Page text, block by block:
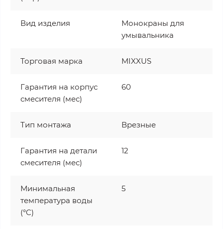
Вид изделия
Монокраны для
умывальника
Торговая марка MIXXUS
Гарантия на корпус
смесителя (мес)
60
Тип монтажа Врезные
Гарантия на детали
смесителя (мес)
12
Минимальная
температура воды
(°C)
5